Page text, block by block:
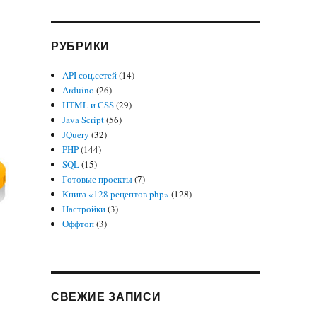
РУБРИКИ
API соц.сетей(14)
Arduino (26)
HTML и CSS(29)
Java Script(56)
JQuery (32)
PHP(144)
SQL(15)
Готовые проекты(7)
Книга «128 рецептов php» (128)
Настройки(3)
Оффтоп(3)
СВЕЖИЕ ЗАПИСИ